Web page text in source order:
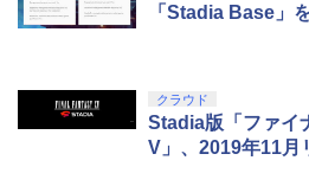
「Stadia Base」
クラウド
Stadia版「ファイ
V」、2019年11月